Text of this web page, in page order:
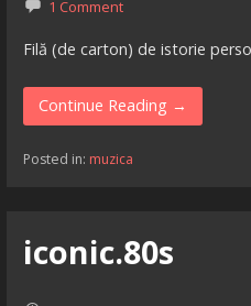
1 Comment
Filă (de carton) de istorie
Continue Reading →
Posted in: muzica
iconic.80s